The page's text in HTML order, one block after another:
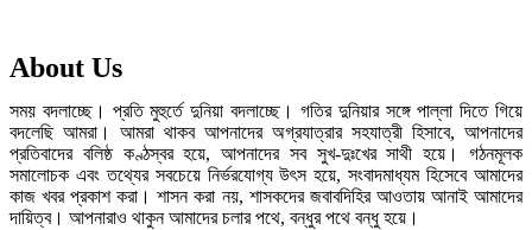
About Us
সময় বদলাচ্ছে। প্রতি মুহুর্তে দুনিয়া বদলাচ্ছে। গতির দুনিয়ার সঙ্গে পাল্লা দিতে গিয়ে
বদলেছি আমরা। আমরা থাকব আপনাদের অগ্রযাত্রার সহযাত্রী হিসাবে, আপনাদের
প্রতিবাদের বলিষ্ঠ কণ্ঠস্বর হয়ে, আপনাদের সব সুখ-দুঃখের সাথী হয়ে। গঠনমূলক
সমালোচক এবং তথ্যের সবচেয়ে নির্ভরযোগ্য উ‍ৎস হয়ে, সংবাদমাধ্যম হিসেবে আমাদের
কাজ খবর প্রকাশ করা। শাসন করা নয়, শাসকদের জবাবদিহির আওতায় আনাই আমাদের
দায়িত্ব। আপনারাও থাকুন আমাদের চলার পথে, বন্ধুর পথে বন্ধু হয়ে।